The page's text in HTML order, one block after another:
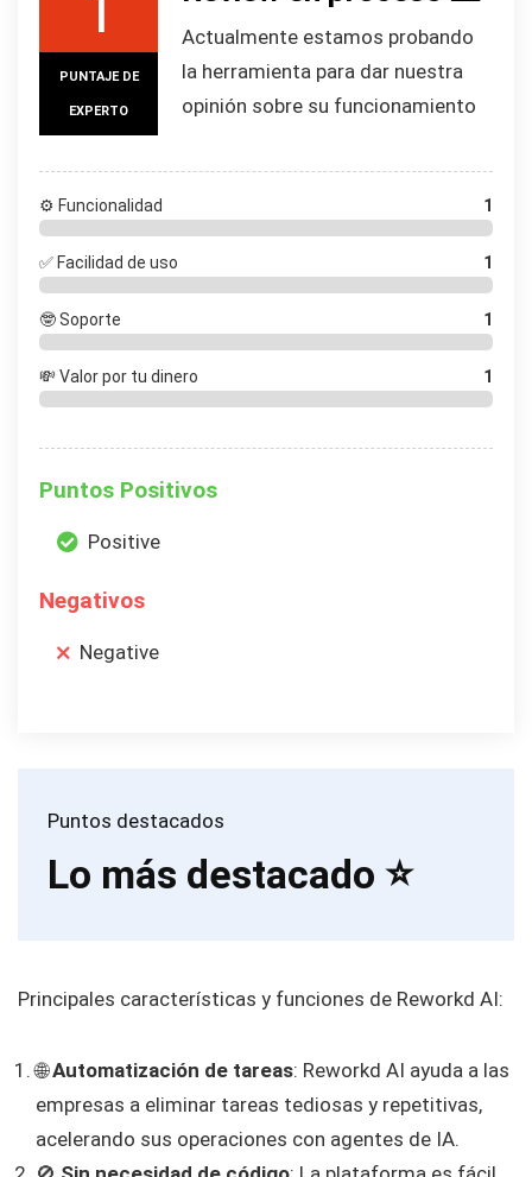
PUNTAJE DE
EXPERTO
Actualmente estamos probando
la herramienta para dar nuestra
opinión sobre su funcionamiento
⚙️ Funcionalidad 1
✅ Facilidad de uso 1
🤓 Soporte 1
💸 Valor por tu dinero 1
Puntos Positivos
Positive
Negativos
Negative
Puntos destacados
Lo más destacado ⭐️
Principales características y funciones de Reworkd AI:
🌐Automatización de tareas: Reworkd AI ayuda a las
empresas a eliminar tareas tediosas y repetitivas,
acelerando sus operaciones con agentes de IA.